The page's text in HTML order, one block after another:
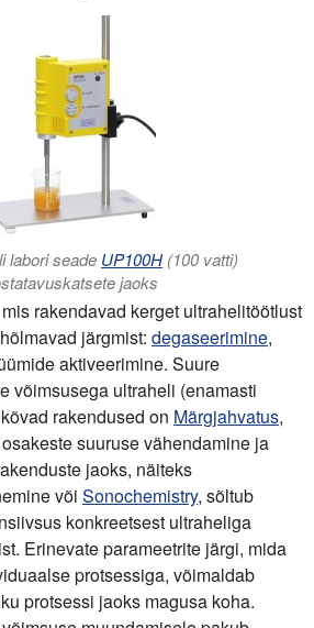
labori seade UP100H(100 vatti)
jaoks
rakendavad kerget ultrahelitöötlust
järgmist: degaseerimine,
aktiveerimine. Suure
võimsusega ultraheli (enamasti
rakendused on Märgjahvatus,
suuruse vähendamine ja
jaoks, näiteks
või Sonochemistry, sõltub
konkreetsest ultraheliga
Erinevate parameetrite järgi, mida
protsessiga, võimaldab
protsessi jaoks magusa koha.